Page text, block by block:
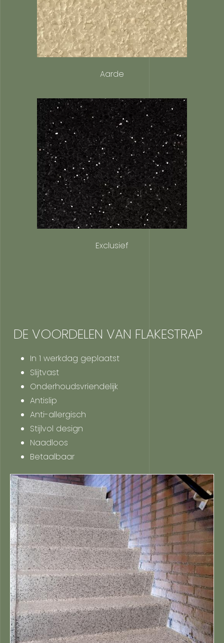
Aarde
Exclusief
DE VOORDELEN VAN FLAKESTRAP
In 1 werkdag geplaatst
Slijtvast
Onderhoudsvriendelijk
Antislip
Anti-allergisch
Stijlvol design
Naadloos
Betaalbaar